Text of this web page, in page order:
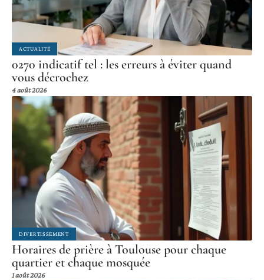
ACTUALITÉ
0270 indicatif tel : les erreurs à éviter quand
vous décrochez
4 août 2026
DIVERTISSEMENT
Horaires de prière à Toulouse pour chaque
quartier et chaque mosquée
1 août 2026